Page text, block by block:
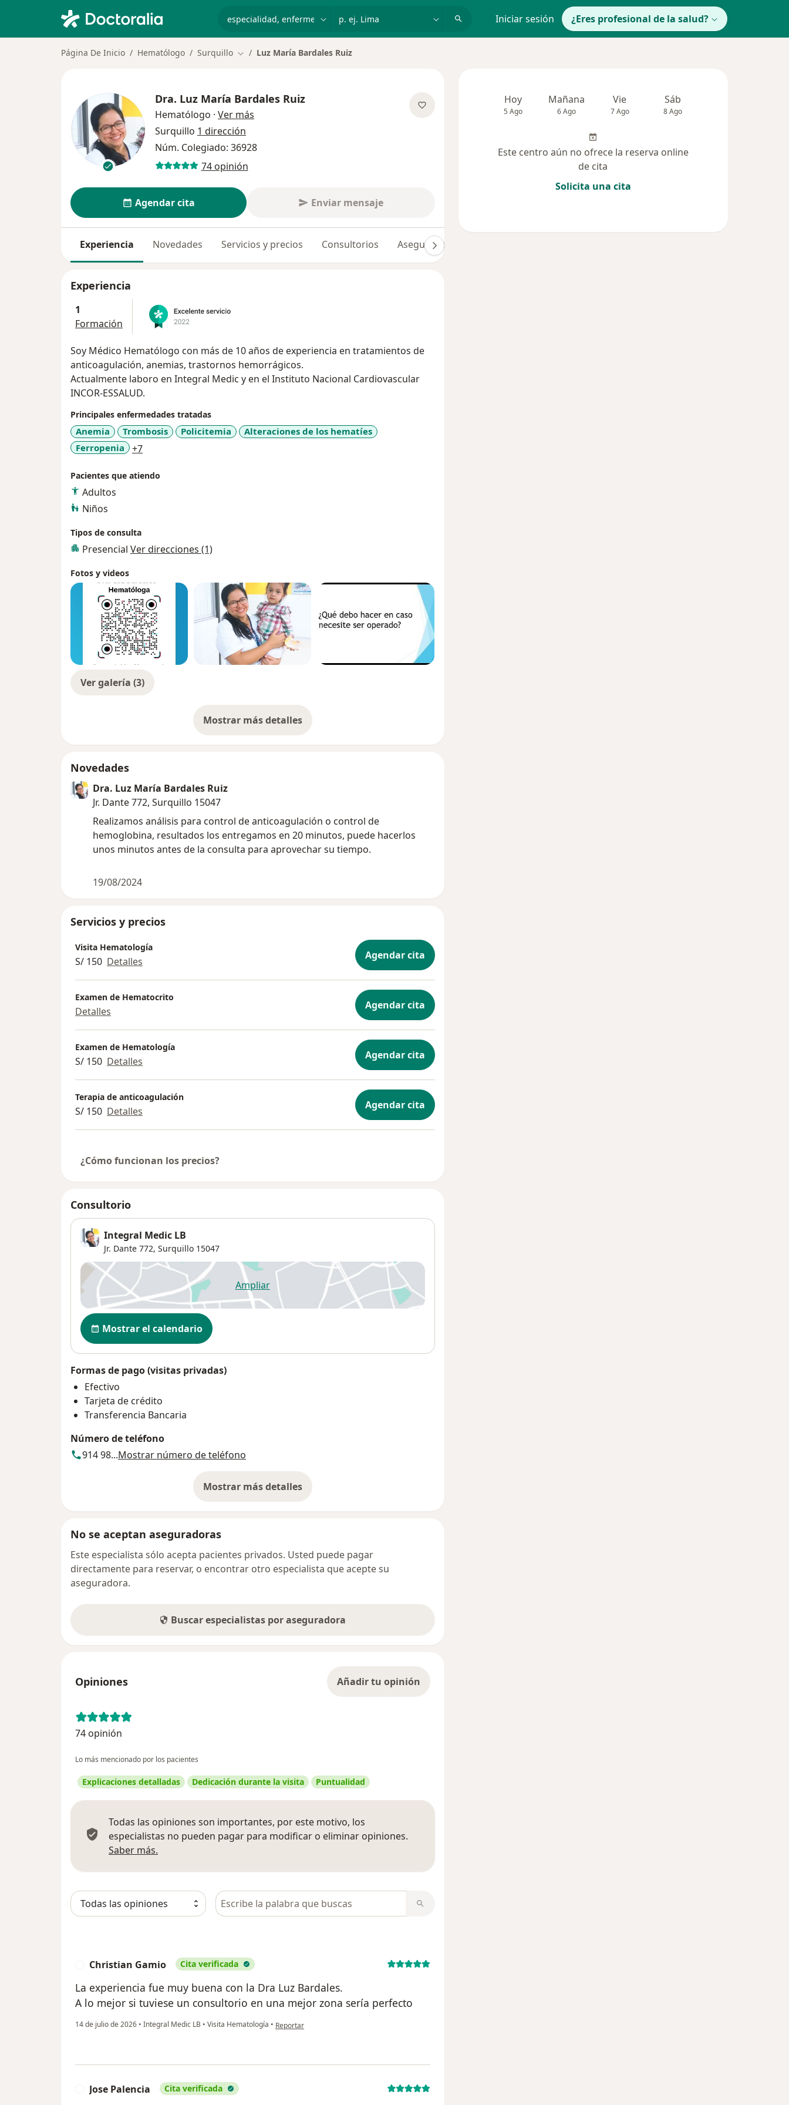
Iniciar sesión ¿Eres profesional de la salud?
Página De Inicio Hematólogo Surquillo Cambiar de ciudad
Luz María Bardales Ruiz
Dra. Luz María Bardales Ruiz
Hematólogo · Ver más
Surquillo 1 dirección
Núm. Colegiado: 36928
74 opinión
Agendar cita Enviar mensaje
Experiencia Novedades Servicios y precios Consultorios Aseguradoras
Experiencia
1
Formación
Soy Médico Hematólogo con más de 10 años de experiencia en tratamientos de
anticoagulación, anemias, trastornos hemorrágicos.
Actualmente laboro en Integral Medic y en el Instituto Nacional Cardiovascular
INCOR-ESSALUD.
Principales enfermedades tratadas
Anemia Trombosis Policitemia
Alteraciones de los hematíes
Ferropenia
+7a11y_sr_more_diseases
Pacientes que atiendo
Adultos
Niños
Tipos de consulta
Presencial Ver direcciones (1)
Fotos y videos
Ver galería (3)
Mostrar más detalles
sobre la experiencia
Novedades
Dra. Luz María Bardales Ruiz
Jr. Dante 772, Surquillo 15047
Realizamos análisis para control de anticoagulación o control de
hemoglobina, resultados los entregamos en 20 minutos, puede hacerlos
unos minutos antes de la consulta para aprovechar su tiempo.
19/08/2024
Servicios y precios
Visita Hematología
S/ 150 Detalles Agendar cita
Examen de Hematocrito
Detalles Agendar cita
Examen de Hematología
S/ 150 Detalles Agendar cita
Terapia de anticoagulación
S/ 150 Detalles Agendar cita
¿Cómo funcionan los precios?
Consultorio
Integral Medic LB
Jr. Dante 772, Surquillo 15047
Ampliarse abre en una nueva pestaña
Disponibilidad
Mostrar el calendario
Formas de pago (visitas privadas)
Efectivo
Tarjeta de crédito
Transferencia Bancaria
Número de teléfono
914 98...Mostrar número de teléfono
Mostrar más detalles
sobre la dirección
No se aceptan aseguradoras
Este especialista sólo acepta pacientes privados. Usted puede pagar
directamente para reservar, o encontrar otro especialista que acepte su
aseguradora.
Buscar especialistas por aseguradora
Opiniones Añadir tu opinión
74 opinión
Lo más mencionado por los pacientes
Explicaciones detalladas Dedicación durante la visita Puntualidad
Todas las opiniones son importantes, por este motivo, los
especialistas no pueden pagar para modificar o eliminar opiniones.
Saber más.
Busca en opiniones
Christian Gamio Cita verificada
La experiencia fue muy buena con la Dra Luz Bardales.
A lo mejor si tuviese un consultorio en una mejor zona sería perfecto
14 de julio de 2026 • Integral Medic LB • Visita Hematología • en opinión del usuario Christian Gamio
Reportar
Jose Palencia Cita verificada
Hoy
5 Ago
Mañana
6 Ago
Vie
7 Ago
Sáb
8 Ago
Este centro aún no ofrece la reserva online
de cita
Solicita una cita